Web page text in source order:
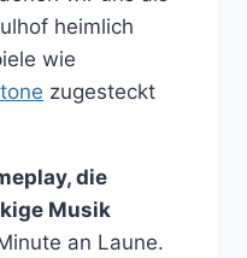
heimlich
wie
zugesteckt
die
Musik
an Laune.